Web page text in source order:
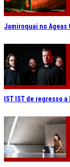
Jamiroquai no Ageas
IST IST de regresso